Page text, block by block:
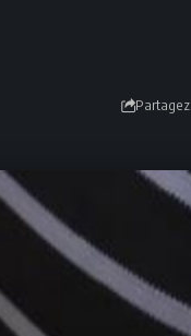
Partagez